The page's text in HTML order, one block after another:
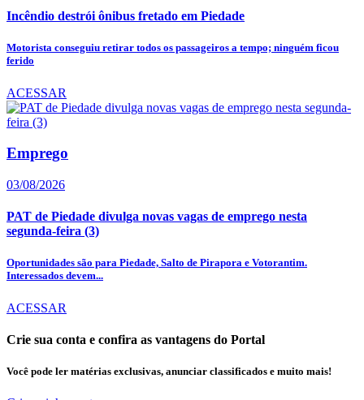
Incêndio destrói ônibus fretado em Piedade
Motorista conseguiu retirar todos os passageiros a tempo; ninguém ficou
ferido
ACESSAR
Emprego
03/08/2026
PAT de Piedade divulga novas vagas de emprego nesta
segunda-feira (3)
Oportunidades são para Piedade, Salto de Pirapora e Votorantim.
Interessados devem...
ACESSAR
Crie sua conta e confira as vantagens do Portal
Você pode ler matérias exclusivas, anunciar classificados e muito mais!